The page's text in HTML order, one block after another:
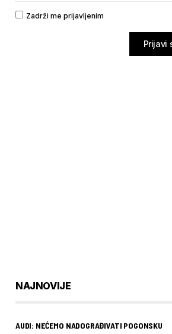
Zadrži me prijavljenim
Prijavi
NAJNOVIJE
AUDI: NEĆEMO NADOGRAĐIVATI POGONSKU